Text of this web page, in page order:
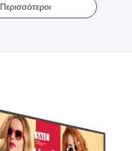
Περισσότεροι